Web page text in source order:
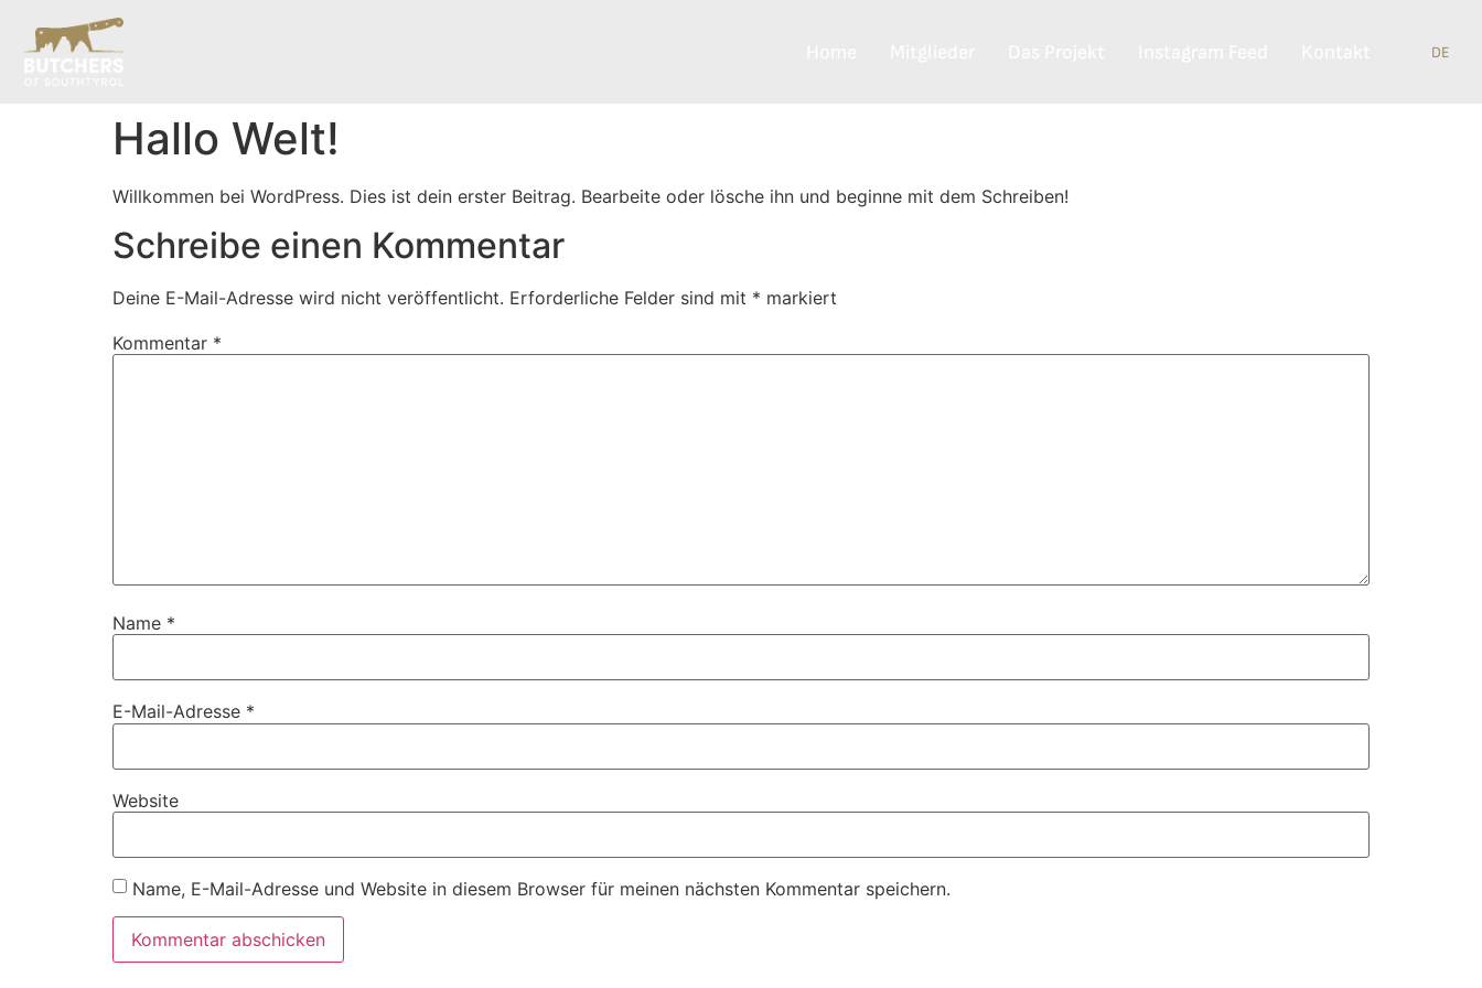
springen
DE
Hallo Welt!
Willkommen bei WordPress. Dies ist dein erster Beitrag. Bearbeite oder lösche ihn und beginne mit dem Schreiben!
Schreibe einen Kommentar
Deine E-Mail-Adresse wird nicht veröffentlicht. Erforderliche Felder sind mit * markiert
Kommentar *
Name *
E-Mail-Adresse *
Website
Name, E-Mail-Adresse und Website in diesem Browser für meinen nächsten Kommentar speichern.